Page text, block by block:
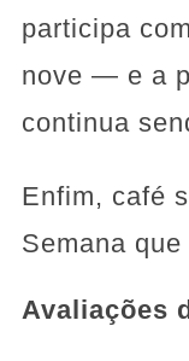
participa
nove — e a
continua
Enfim, café
Semana
Avaliações